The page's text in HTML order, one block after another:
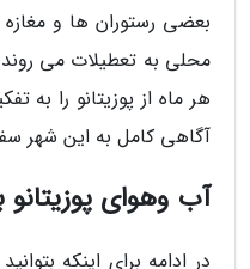
بعضی رستوران ها و
محلی به تعطیلات می
هر ماه از پوزیتانو را به
آگاهی کامل به این شهر
آب وهوای
در ادامه برای اینکه